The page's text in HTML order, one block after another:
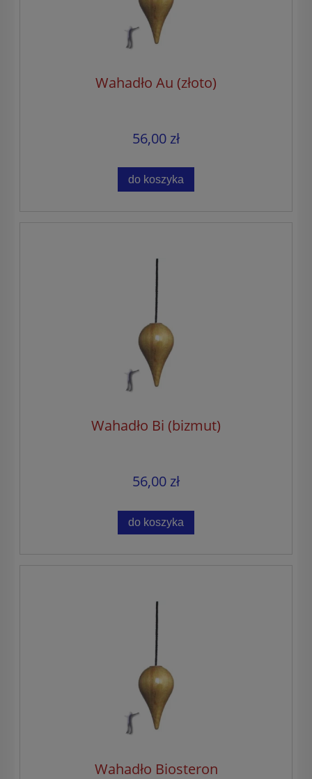
Wahadło Au (złoto)
56,00 zł
do koszyka
Wahadło Bi (bizmut)
56,00 zł
do koszyka
Wahadło Biosteron